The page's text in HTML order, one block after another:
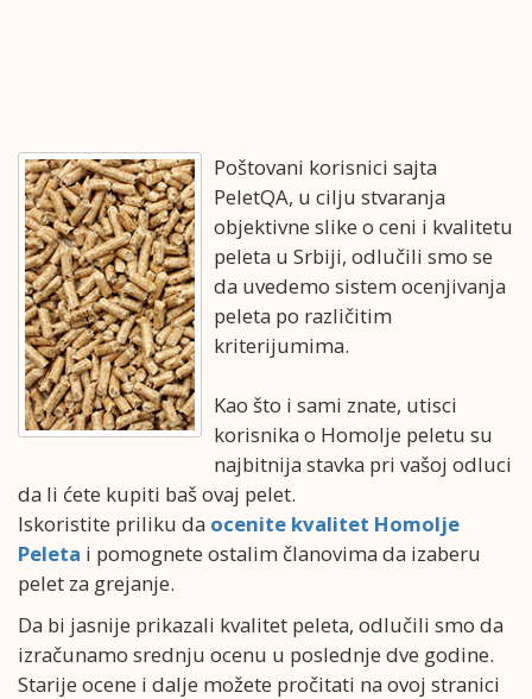
Poštovani korisnici sajta
PeletQA, u cilju stvaranja
objektivne slike o ceni i kvalitetu
peleta u Srbiji, odlučili smo se
da uvedemo sistem ocenjivanja
peleta po različitim
kriterijumima.
Kao što i sami znate, utisci
korisnika o Homolje peletu su
najbitnija stavka pri vašoj odluci
da li ćete kupiti baš ovaj pelet.
Iskoristite priliku da ocenite kvalitet Homolje
Peleta i pomognete ostalim članovima da izaberu
pelet za grejanje.
Da bi jasnije prikazali kvalitet peleta, odlučili smo da
izračunamo srednju ocenu u poslednje dve godine.
Starije ocene i dalje možete pročitati na ovoj stranici